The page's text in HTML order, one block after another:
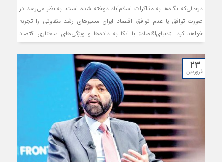
درحالی‌که نگاه‌ها به مذاکرات اسلام‌آباد دوخته شده است، به نظر می‌رسد در
صورت توافق یا عدم توافق، اقتصاد ایران مسیرهای رشد متفاوتی را تجربه
خواهد کرد. «دنیای‌اقتصاد» با اتکا به داده‌ها و ویژگی‌های ساختاری اقتصاد
ایران، این مسیرهای محتمل را برآورد کرده است. محاسبات نشان می‌دهد در
صورت دستیابی به توافق و اجرای اصلاحات اقتصادی داخلی، اقتصاد ایران
می‌تواند با نرخ حدود ۸درصد رشد کند. در مقابل، در سناریوی عدم توافق و
خواهد شد. تفاوت اصلی این دو سناریو در نرخ سرمایه‌گذاری و بهره‌وری نهفته
برآورد می‌شود. همچنین ورود سرمایه خارجی و افزایش بهره‌وری
سرمایه‌گذاری، از عوامل کلیدی تحقق رشد بالاتر در سناریوی توافق هستند.
اصلاحات اقتصادی داخلی نیز شرط لازم برای تحقق این سطح از رشد محسوب
۲۳
فروردین